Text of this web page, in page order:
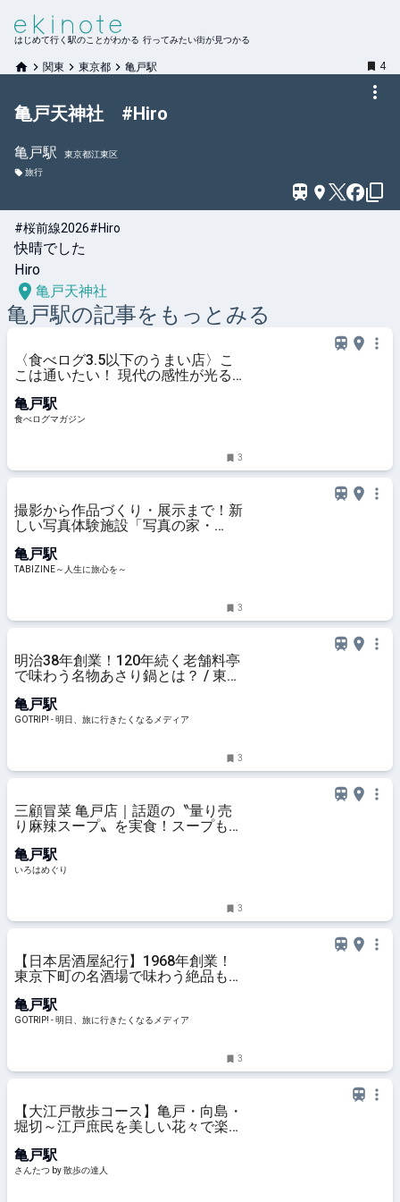
はじめて行く駅のことがわかる 行ってみたい街が見つかる
関東 東京都 亀戸駅 4
亀戸天神社 #Hiro
亀戸駅
東京都江東区
旅行
#桜前線2026#Hiro
快晴でした
Hiro
亀戸天神社
亀戸駅の記事をもっとみる
〈食べログ3.5以下のうまい店〉こ
こは通いたい！ 現代の感性が光る
ン
亀戸駅
食べログマガジン
3
撮影から作品づくり・展示まで！新
しい写真体験施設「写真の家・
京・亀戸 | TABIZINE～人生に旅心を
～
亀戸駅
TABIZINE～人生に旅心を～
3
明治38年創業！120年続く老舗料亭
で味わう名物あさり鍋とは？ / 東京
GOTRIP!
亀戸駅
GOTRIP! - 明日、旅に行きたくなるメディア
3
三顧冒菜 亀戸店｜話題の〝量り売
り麻辣スープ〟を実食！スープも具
ぐり
亀戸駅
いろはめぐり
3
【日本居酒屋紀行】1968年創業！
東京下町の名酒場で味わう絶品もつ
「小池屋」 - GOTRIP!
亀戸駅
GOTRIP! - 明日、旅に行きたくなるメディア
3
【大江戸散歩コース】亀戸・向島・
堀切～江戸庶民を美しい花々で楽し
歩の達人
亀戸駅
さんたつ by 散歩の達人